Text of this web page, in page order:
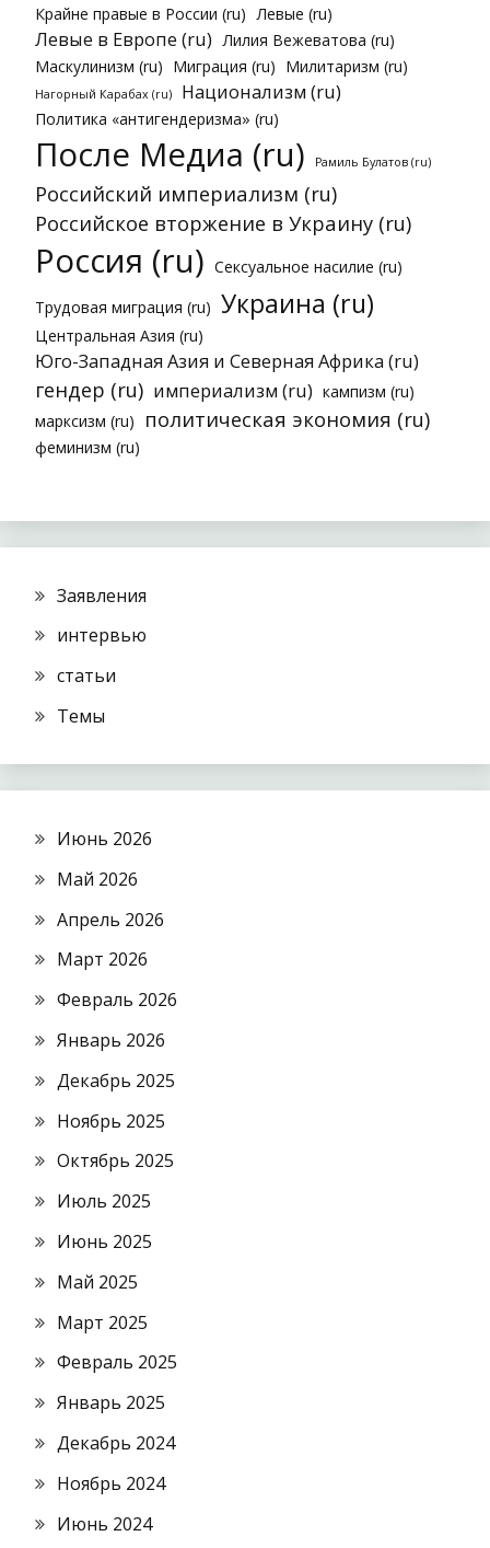
Крайне правые в России (ru) Левые (ru)
Левые в Европе (ru) Лилия Вежеватова (ru)
Маскулинизм (ru) Миграция (ru) Милитаризм (ru)
Нагорный Карабах (ru) Национализм (ru)
Политика «антигендеризма» (ru)
После Медиа (ru) Рамиль Булатов (ru)
Российский империализм (ru)
Российское вторжение в Украину (ru)
Россия (ru) Сексуальное насилие (ru)
Трудовая миграция (ru) Украина (ru)
Центральная Азия (ru)
Юго-Западная Азия и Северная Африка (ru)
гендер (ru) империализм (ru) кампизм (ru)
марксизм (ru)
политическая экономия (ru)
феминизм (ru)
Заявления
интервью
статьи
Темы
Июнь 2026
Май 2026
Апрель 2026
Март 2026
Февраль 2026
Январь 2026
Декабрь 2025
Ноябрь 2025
Октябрь 2025
Июль 2025
Июнь 2025
Май 2025
Март 2025
Февраль 2025
Январь 2025
Декабрь 2024
Ноябрь 2024
Июнь 2024